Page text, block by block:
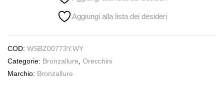
Aggiungi alla lista dei desideri
COD: WSBZ00773Y.WY
Categorie: Bronzallure Orecchini
Marchio: Bronzallure